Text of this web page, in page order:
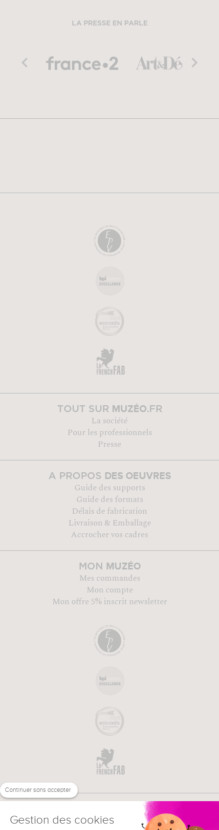
LA PRESSE EN PARLE
TOUT SUR MUZÉO.FR
La société
Pour les professionnels
Presse
A PROPOS DES OEUVRES
Guide des supports
Guide des formats
Délais de fabrication
Livraison & Emballage
Accrocher vos cadres
MON MUZÉO
Mes commandes
Mon compte
Mon offre 5% inscrit newsletter
Continuer sans accepter
Gestion des cookies